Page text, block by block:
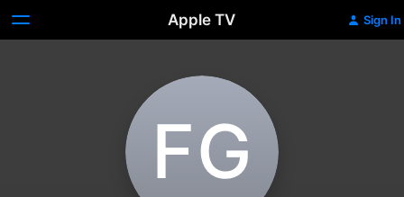
Apple TV Sign In
F‌G